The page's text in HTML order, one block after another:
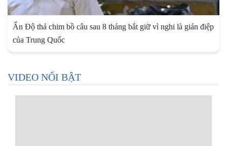
Ấn Độ thả chim bồ câu sau 8 tháng bắt giữ vì nghi là gián điệp
của Trung Quốc
VIDEO NỔI BẬT